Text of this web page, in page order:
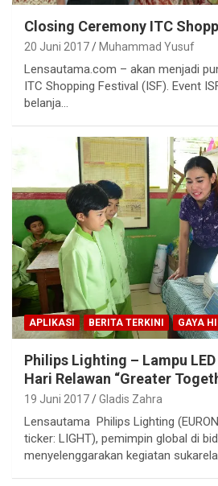
Closing Ceremony ITC
20 Juni 2017 Muhammad Yusuf
Lensautama.com – akan menjadi
ITC Shopping Festival (ISF). Event
belanja…
APLIKASI BERITA TERKINI GAYA
Philips Lighting – Lampu
Hari Relawan “Greater
19 Juni 2017 Gladis Zahra
Lensautama Philips Lighting
ticker: LIGHT), pemimpin global di
menyelenggarakan kegiatan